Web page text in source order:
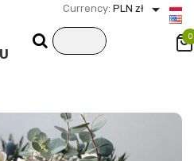
Currency: PLN zł 
0